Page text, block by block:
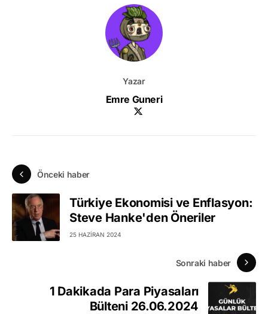
Yazar
Emre Guneri
Önceki haber
Türkiye Ekonomisi ve Enflasyon:
Steve Hanke'den Öneriler
25 HAZIRAN 2024
Sonraki haber
1 Dakikada Para Piyasaları
Bülteni 26.06.2024